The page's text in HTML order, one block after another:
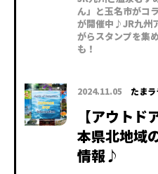
ん」と玉名市がコ
が開催中♪JR九州
がらスタンプを集
も！
2024.11.05 たまラ
【アウト
本県北地域
情報♪